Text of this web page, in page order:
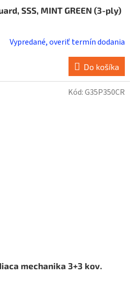
SSS, MINT GREEN (3-ply)
Vypredané, overiť termín dodania
Do košíka
mechanika 3+3 kov.
Kód:G35P350CR